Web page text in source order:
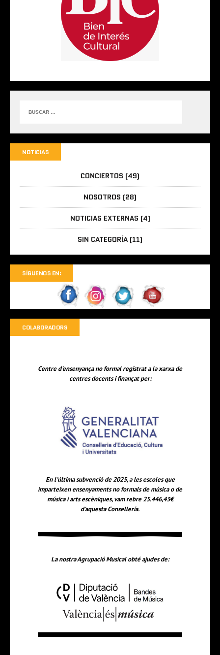
NOTICIAS
CONCIERTOS (49)
NOSOTROS (28)
NOTICIAS EXTERNAS (4)
SIN CATEGORÍA (11)
SÍGUENOS EN:
COLABORADORS
Centre d'ensenyança no formal registrat a la xarxa de
centres docents i finançat per:
En l'última subvenció de 2025, a les escoles que
imparteixen ensenyaments no formals de música o de
música i arts escèniques, vam rebre 25.446,43€
d'aquesta Consellería.
La nostra Agrupació Musical obté ajudes de: